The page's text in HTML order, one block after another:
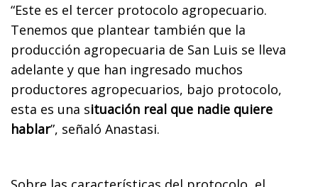
“Este es el tercer protocolo agropecuario.
Tenemos que plantear también que la
producción agropecuaria de San Luis se lleva
adelante y que han ingresado muchos
productores agropecuarios, bajo protocolo,
esta es una situación real que nadie quiere
hablar”, señaló Anastasi.